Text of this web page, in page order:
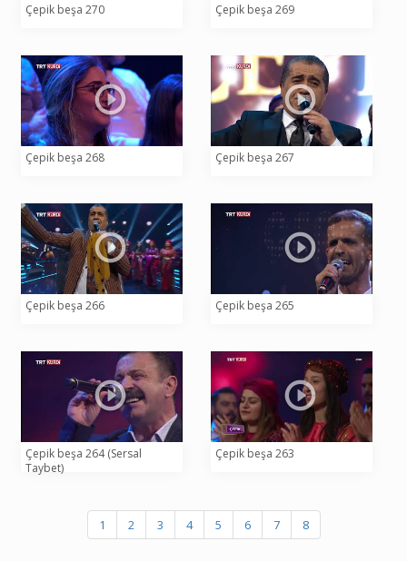
Çepik beşa 270 Çepik beşa 269
Çepik beşa 268 Çepik beşa 267
Çepik beşa 266 Çepik beşa 265
Çepik beşa 264 (Sersal
Taybet)
Çepik beşa 263
1 2 3 4 5 6 7 8